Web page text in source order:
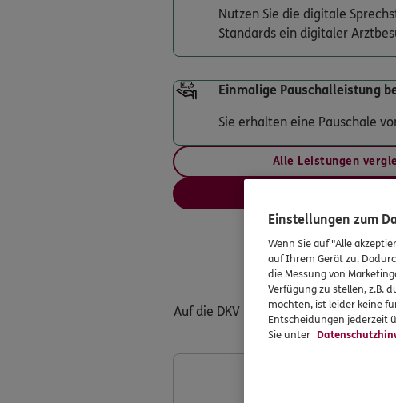
Nutzen Sie die digitale
Standards ein digitaler
Einmalige Pauschalleistung
Sie erhalten eine Pauschale
Alle Leistungen
Auf die DKV können Sie sich
Einstellungen zum
Wenn Sie auf "Alle
auf Ihrem Gerät zu.
die Messung von
Verfügung zu stellen, z.B.
möchten, ist leider keine
Entscheidungen jederzeit
Sie unter